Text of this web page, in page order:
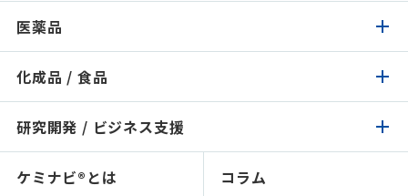
化粧品トップ
製品検索
イチオシ原料
認証 / サステナビリティ
医薬品
医薬品トップ
製品検索
イチオシ原料
化成品 / 食品
化成品 / 食品トップ
製品検索
研究開発 / ビジネス支援
研究開発 / ビジネス支援トップ
ケミナビ®とは コラム